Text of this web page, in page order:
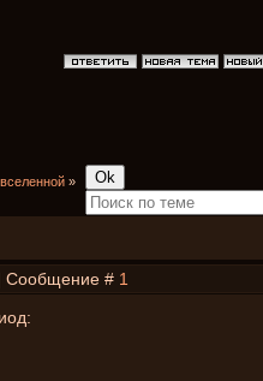
»
Сообщение # 1